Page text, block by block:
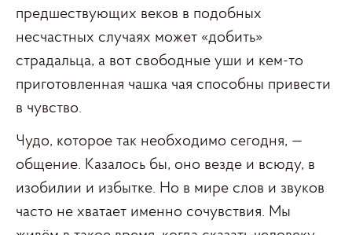
предшествующих веков в подобных
несчастных случаях может «добить»
страдальца, а вот свободные уши и кем-то
приготовленная чашка чая способны привести
в чувство.
Чудо, которое так необходимо сегодня, —
общение. Казалось бы, оно везде и всюду, в
изобилии и избытке. Но в мире слов и звуков
часто не хватает именно сочувствия. Мы